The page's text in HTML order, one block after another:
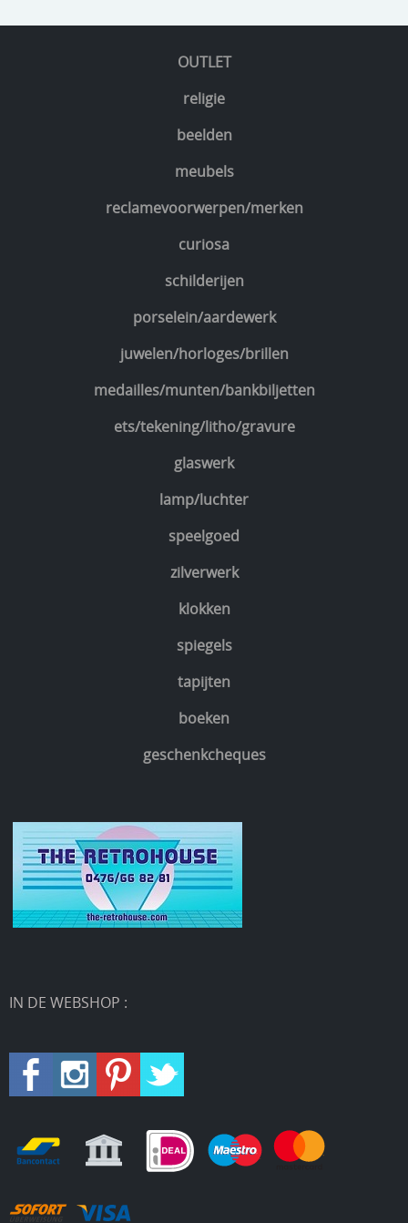
OUTLET
religie
beelden
meubels
reclamevoorwerpen/merken
curiosa
schilderijen
porselein/aardewerk
juwelen/horloges/brillen
medailles/munten/bankbiljetten
ets/tekening/litho/gravure
glaswerk
lamp/luchter
speelgoed
zilverwerk
klokken
spiegels
tapijten
boeken
geschenkcheques
IN DE WEBSHOP :